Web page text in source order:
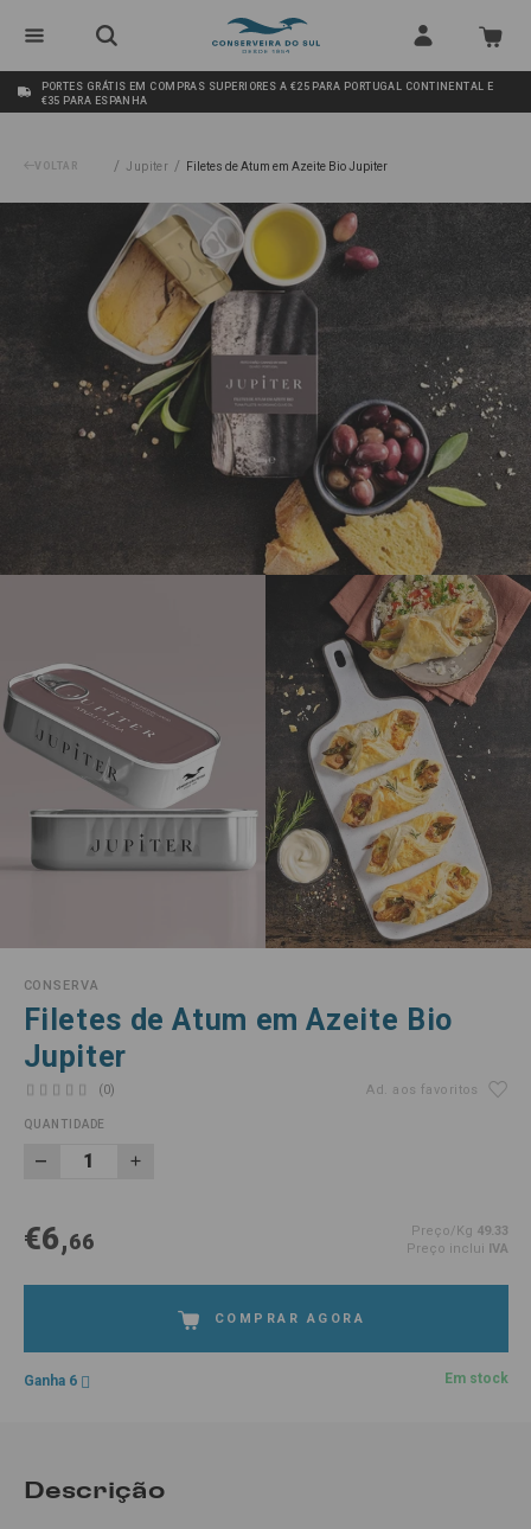
PORTES GRÁTIS EM COMPRAS SUPERIORES A €25 PARA PORTUGAL CONTINENTAL E
€35 PARA ESPANHA
VOLTAR / Jupiter / Filetes de Atum em Azeite Bio Jupiter
CONSERVA
Filetes de Atum em Azeite Bio
Jupiter
(0) Ad. aos favoritos
QUANTIDADE
€6,66 Preço/Kg 49.33
Preço inclui IVA
COMPRAR AGORA
Ganha 6 Em stock
Descrição